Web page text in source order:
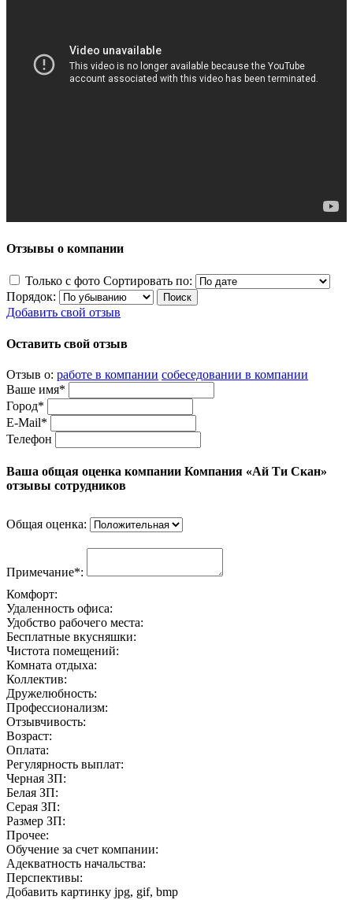
Отзывы о компании
Только с фото Сортировать по:
Порядок:
Добавить свой отзыв
Оставить свой отзыв
Отзыв о: работе в компании собеседовании в компании
Ваше имя*
Город*
E-Mail*
Телефон
Ваша общая оценка компании Компания «Ай Ти Скан»
отзывы сотрудников
Общая оценка:
Примечание*:
Комфорт:
Удаленность офиса:
Удобство рабочего места:
Бесплатные вкусняшки:
Чистота помещений:
Комната отдыха:
Коллектив:
Дружелюбность:
Профессионализм:
Отзывчивость:
Возраст:
Оплата:
Регулярность выплат:
Черная ЗП:
Белая ЗП:
Серая ЗП:
Размер ЗП:
Прочее:
Обучение за счет компании:
Адекватность начальства:
Перспективы:
Добавить картинку jpg, gif, bmp